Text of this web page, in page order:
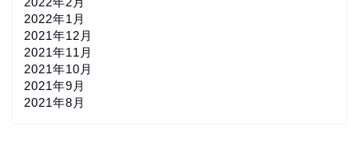
2022年1月
2021年12月
2021年11月
2021年10月
2021年9月
2021年8月